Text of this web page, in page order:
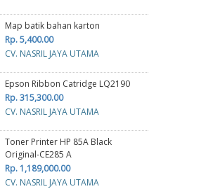
Map batik bahan karton
Rp. 5,400.00
CV. NASRIL JAYA UTAMA
Epson Ribbon Catridge LQ2190
Rp. 315,300.00
CV. NASRIL JAYA UTAMA
Toner Printer HP 85A Black
Original-CE285 A
Rp. 1,189,000.00
CV. NASRIL JAYA UTAMA